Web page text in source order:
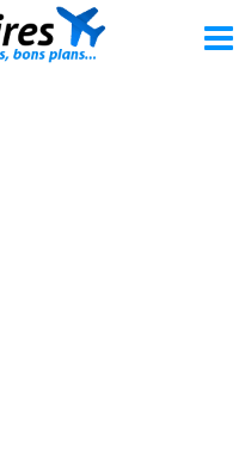
Vacances
scolaires